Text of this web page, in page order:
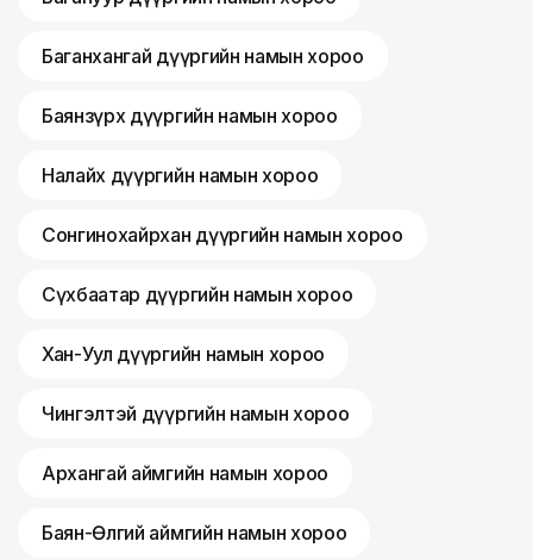
Баганхангай дүүргийн намын хороо
Баянзүрх дүүргийн намын хороо
Налайх дүүргийн намын хороо
Сонгинохайрхан дүүргийн намын хороо
Сүхбаатар дүүргийн намын хороо
Хан-Уул дүүргийн намын хороо
Чингэлтэй дүүргийн намын хороо
Архангай аймгийн намын хороо
Баян-Өлгий аймгийн намын хороо